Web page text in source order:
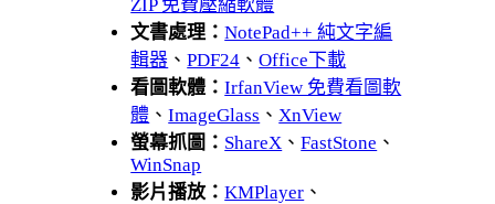
ZIP 免費壓縮軟體
文書處理：NotePad++ 純文字編
輯器 、PDF24 、Office下載
看圖軟體：IrfanView 免費看圖軟
體 、ImageGlass 、 XnView
螢幕抓圖： ShareX 、FastStone 、
WinSnap
影片播放：KMPlayer 、